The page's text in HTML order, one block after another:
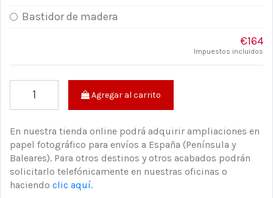
Bastidor de madera
€164
Impuestos incluidos
Agregar al carrito
En nuestra tienda online podrá adquirir ampliaciones en
papel fotográfico para envíos a España (Península y
Baleares). Para otros destinos y otros acabados podrán
solicitarlo telefónicamente en nuestras oficinas o
haciendo clic aquí.